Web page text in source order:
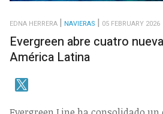
EDNA HERRERA NAVIERAS 05 FEBRUARY 2026
Evergreen abre cuatro
América Latina